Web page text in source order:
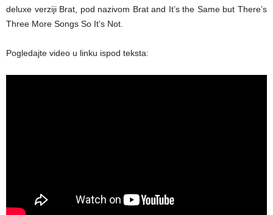
deluxe verziji Brat, pod nazivom Brat and It’s the Same but There’s
Three More Songs So It’s Not.
Pogledajte video u linku ispod teksta: